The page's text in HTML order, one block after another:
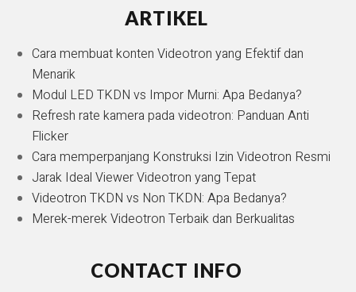
ARTIKEL
Cara membuat konten Videotron yang Efektif dan
Menarik
Modul LED TKDN vs Impor Murni: Apa Bedanya?
Refresh rate kamera pada videotron: Panduan Anti
Flicker
Cara memperpanjang Konstruksi Izin Videotron Resmi
Jarak Ideal Viewer Videotron yang Tepat
Videotron TKDN vs Non TKDN: Apa Bedanya?
Merek-merek Videotron Terbaik dan Berkualitas
CONTACT INFO